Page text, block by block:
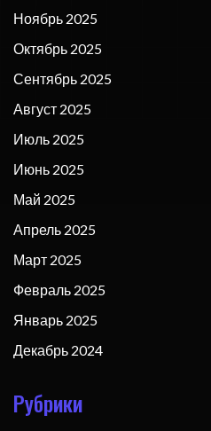
Ноябрь 2025
Октябрь 2025
Сентябрь 2025
Август 2025
Июль 2025
Июнь 2025
Май 2025
Апрель 2025
Март 2025
Февраль 2025
Январь 2025
Декабрь 2024
Рубрики